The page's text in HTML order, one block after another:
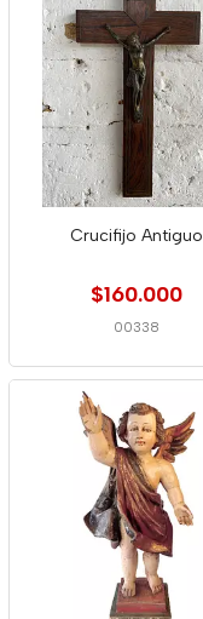
Crucifijo Antiguo
$160.000
00338